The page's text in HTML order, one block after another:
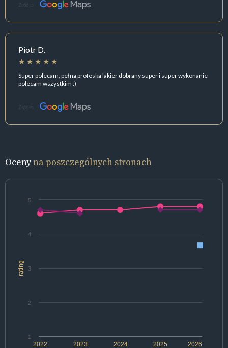
Źródło:
Piotr D.
Super polecam, pełna profeska lakier dobrany super i super wykonanie
polecam wszystkim :)
Źródło:
Ocenyna poszczególnych stronach
rating
2022 2024 2026
2023 2025
1
2
3
4
5